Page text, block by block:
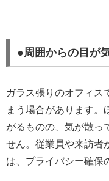
●周囲からの目が
ガラス張りのオフィス
まう場合があります。
がるものの、気が散っ
せん。従業員や来訪者
は、プライバシー確保